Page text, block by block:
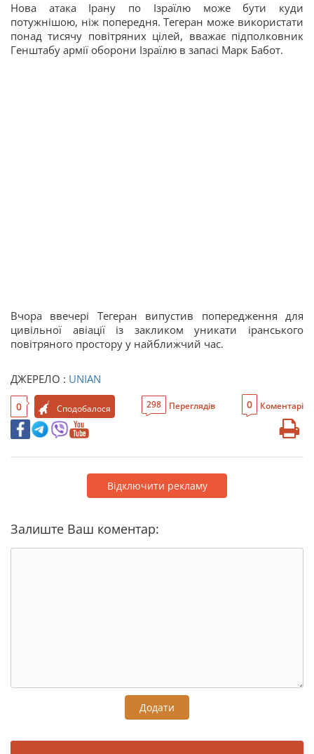
Нова атака Ірану по Ізраїлю може бути куди
потужнішою, ніж попередня. Тегеран може використати
понад тисячу повітряних цілей, вважає підполковник
Генштабу армії оборони Ізраїлю в запасі Марк Бабот.
Вчора ввечері Тегеран випустив попередження для
цивільної авіації із закликом уникати іранського
повітряного простору у найближчий час.
ДЖЕРЕЛО : UNIAN
0 Сподобалося 298 Переглядів 0 Коментарі
Відключити рекламу
Залиште Ваш коментар:
Додати